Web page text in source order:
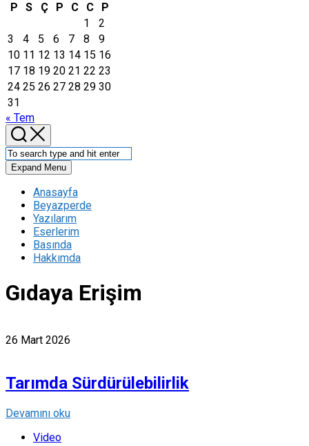
P
S Ç P C C
P
1
2
3
4 5 6 7 8
9
10 11 12 13 14 15 16
17 18 19 20 21 22 23
24 25 26 27 28 29 30
31
« Tem
Expand Menu
Anasayfa
Beyazperde
Yazılarım
Eserlerim
Basında
Hakkımda
Gıdaya Erişim
26 Mart 2026
Tarımda Sürdürülebilirlik
Devamını oku
Video